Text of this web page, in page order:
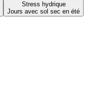
Stress hydrique
Jours avec sol sec en été